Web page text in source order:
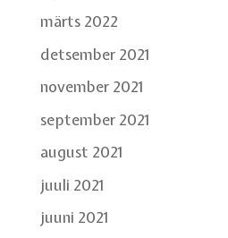
märts 2022
detsember 2021
november 2021
september 2021
august 2021
juuli 2021
juuni 2021